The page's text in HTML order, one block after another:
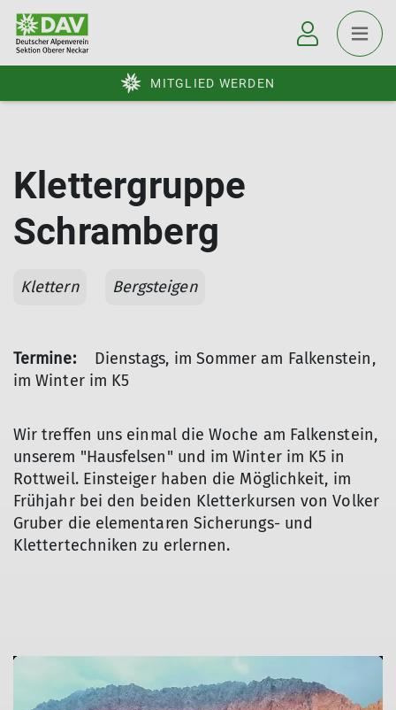
MITGLIED WERDEN
Klettergruppe
Schramberg
Klettern Bergsteigen
Termine:
Dienstags, im Sommer am Falkenstein,
im Winter im K5
Wir treffen uns einmal die Woche am Falkenstein,
unserem "Hausfelsen" und im Winter im K5 in
Rottweil. Einsteiger haben die Möglichkeit, im
Frühjahr bei den beiden Kletterkursen von Volker
Gruber die elementaren Sicherungs- und
Klettertechniken zu erlernen.